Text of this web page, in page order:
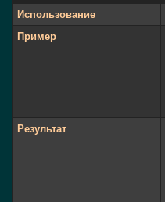
Использование
Пример
Результат